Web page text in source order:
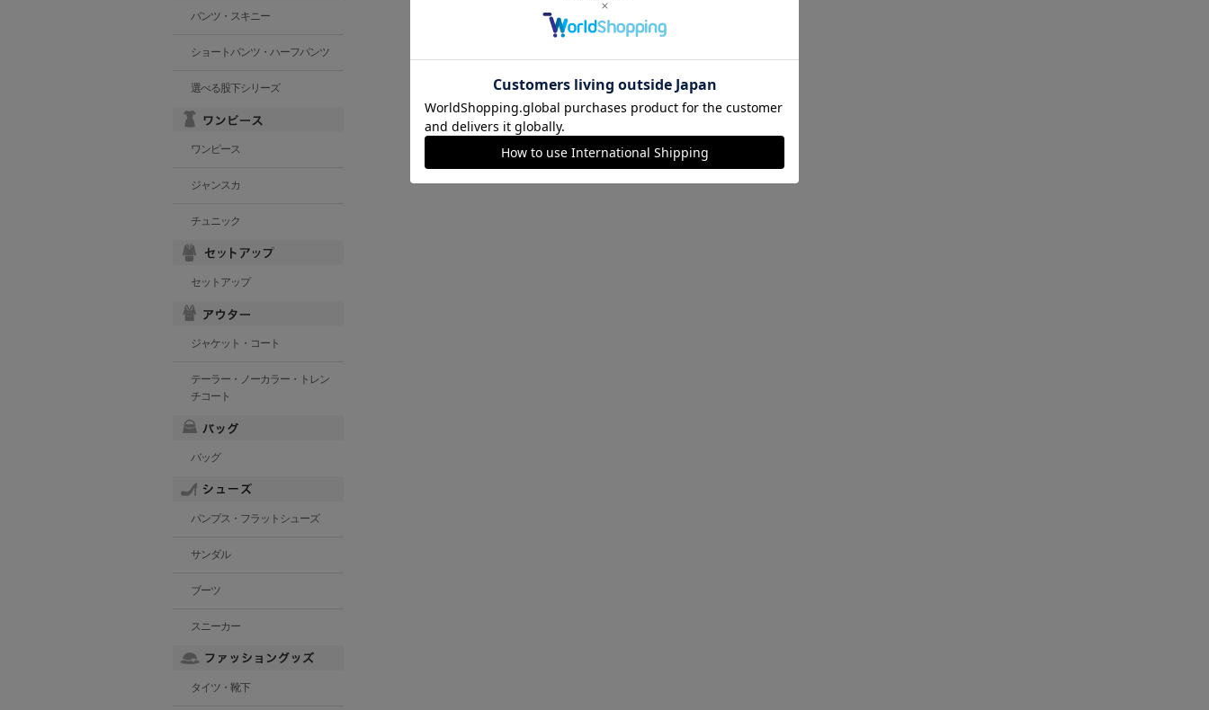
パンツ・スキニー
ショートパンツ・ハーフパンツ
選べる股下シリーズ
ワンピース
ジャンスカ
チュニック
セットアップ
ジャケット・コート
テーラー・ノーカラー・トレン
チコート
バッグ
パンプス・フラットシューズ
サンダル
ブーツ
スニーカー
タイツ・靴下